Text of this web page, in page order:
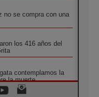
no se compra con una
los 416 años del
contemplamos la
la muerte